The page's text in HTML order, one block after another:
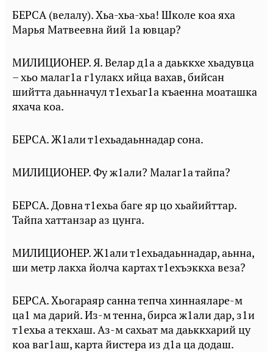
БЕРСА (велалу). Хьа-хьа-хьа! Школе коа яха
Марья Матвеевна йий 1а ювцар?
МИЛИЦИОНЕР. Я. Велар д1а а даьккхе хьадувца
– хьо малаг1а г1улакх ийца вахав, бийсан
шийтта даьнначул т1ехьаг1а къаенна моаташка
яхача коа.
БЕРСА. Ж1али т1ехьадаьннадар сона.
МИЛИЦИОНЕР. Фу ж1али? Малаг1а тайпа?
БЕРСА. Довна т1ехьа баге яр цо хьайийттар.
Тайпа хаттанзар аз цунга.
МИЛИЦИОНЕР. Ж1али т1ехьадаьннадар, аьнна,
ши метр лакха йолча картах т1ехъэккха веза?
БЕРСА. Хьогараяр санна тепча хиннаяларе-м
ца1 ма дарий. Из-м тенна, бирса ж1али дар, з1и
т1ехьа а текхаш. Аз-м сахьат ма даьккхарий цу
коа ваг1аш, карта йистера из д1а ца додаш.